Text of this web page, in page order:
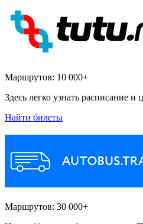
Маршрутов: 10 000+
Здесь легко узнать расписание
Найти билеты
Маршрутов: 30 000+